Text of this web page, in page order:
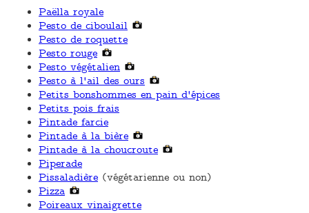
Paëlla royale
Pesto de ciboulail
Pesto de roquette
Pesto rouge
Pesto végétalien
Pesto à l'ail des ours
Petits bonshommes en pain d'épices
Petits pois frais
Pintade farcie
Pintade à la bière
Pintade à la choucroute
Piperade
Pissaladière (végétarienne ou non)
Pizza
Poireaux vinaigrette